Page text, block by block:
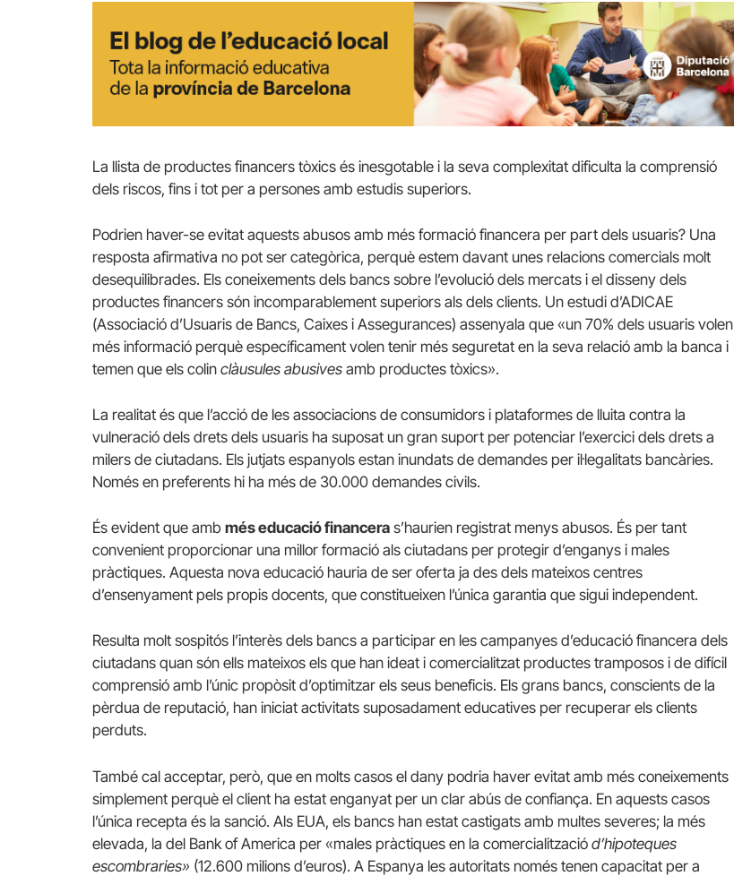
La llista de productes financers tòxics és inesgotable i la seva complexitat dificulta la comprensió
dels riscos, fins i tot per a persones amb estudis superiors.
Podrien haver-se evitat aquests abusos amb més formació financera per part dels usuaris? Una
resposta afirmativa no pot ser categòrica, perquè estem davant unes relacions comercials molt
desequilibrades. Els coneixements dels bancs sobre l’evolució dels mercats i el disseny dels
productes financers són incomparablement superiors als dels clients. Un estudi d’ADICAE
(Associació d’Usuaris de Bancs, Caixes i Assegurances) assenyala que «un 70% dels usuaris volen
més informació perquè específicament volen tenir més seguretat en la seva relació amb la banca i
temen que els colin clàusules abusives amb productes tòxics».
La realitat és que l’acció de les associacions de consumidors i plataformes de lluita contra la
vulneració dels drets dels usuaris ha suposat un gran suport per potenciar l’exercici dels drets a
milers de ciutadans. Els jutjats espanyols estan inundats de demandes per il·legalitats bancàries.
Només en preferents hi ha més de 30.000 demandes civils.
És evident que amb més educació financera s’haurien registrat menys abusos. És per tant
convenient proporcionar una millor formació als ciutadans per protegir d’enganys i males
pràctiques. Aquesta nova educació hauria de ser oferta ja des dels mateixos centres
d’ensenyament pels propis docents, que constitueixen l’única garantia que sigui independent.
Resulta molt sospitós l’interès dels bancs a participar en les campanyes d’educació financera dels
ciutadans quan són ells mateixos els que han ideat i comercialitzat productes tramposos i de difícil
comprensió amb l’únic propòsit d’optimitzar els seus beneficis. Els grans bancs, conscients de la
pèrdua de reputació, han iniciat activitats suposadament educatives per recuperar els clients
perduts.
També cal acceptar, però, que en molts casos el dany podria haver evitat amb més coneixements
simplement perquè el client ha estat enganyat per un clar abús de confiança. En aquests casos
l’única recepta és la sanció. Als EUA, els bancs han estat castigats amb multes severes; la més
elevada, la del Bank of America per «males pràctiques en la comercialització d’hipoteques
escombraries» (12.600 milions d’euros). A Espanya les autoritats només tenen capacitat per a